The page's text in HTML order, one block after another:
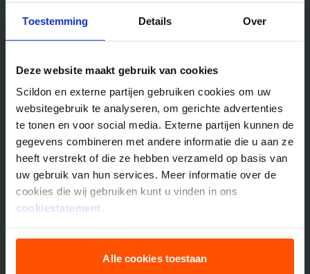
Toestemming Details Over
Deze website maakt gebruik van cookies
Scildon en externe partijen gebruiken cookies om uw
websitegebruik te analyseren, om gerichte advertenties
te tonen en voor social media. Externe partijen kunnen de
gegevens combineren met andere informatie die u aan ze
heeft verstrekt of die ze hebben verzameld op basis van
uw gebruik van hun services. Meer informatie over de
cookies die wij gebruiken kunt u vinden in ons
cookiestatement.
Alle cookies toestaan
Scildon Lifestyle ORV
Lifestyle Hypotheek ORV
Lifestyle Stoppen met Roken ORV
Scildon Huur ORV
Scildon Compagnonsverzekering
Beleggen
Vergelijk beleggingsfondsen
Lijfrente opbouwen
Particulier Pensioen Plan